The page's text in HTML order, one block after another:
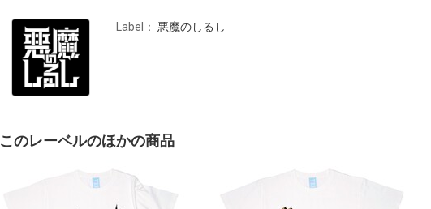
Label： 悪魔のしるし
このレーベルのほかの商品